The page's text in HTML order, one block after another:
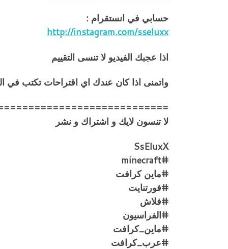
حسابي في انستقرام :
http://instagram.com/sseluxx
اذا عجبك الفيديو لا تنسى التقييم
واتمنى اذا كان عندك اي اقتراحات تكتب في
لا تنسون لايك و اشتراك و نشر
SsEluxX
#minecraft
#ماين كرافت
#فورتنايت
#فلاش
#الفراسيون
#ماين_كرافت
#عرب_كرافت